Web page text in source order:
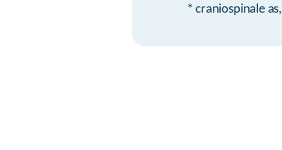
* craniospinale